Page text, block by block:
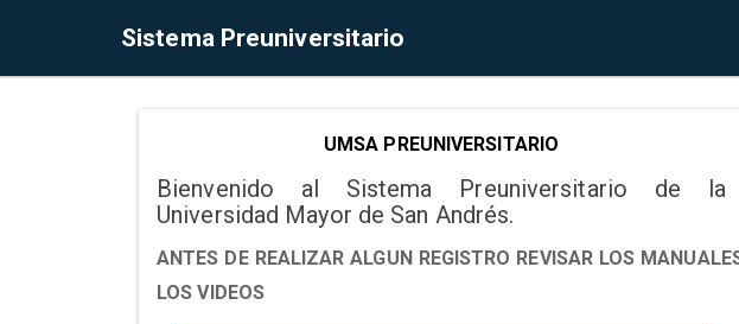
Sistema Preuniversitario
UMSA PREUNIVERSITARIO
Bienvenido al Sistema Preuniversitario de la
Universidad Mayor de San Andrés.
ANTES DE REALIZAR ALGUN REGISTRO REVISAR LOS
LOS VIDEOS